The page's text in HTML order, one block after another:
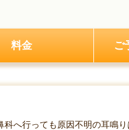
料金 ご
科へ行っても原因不明の耳鳴り